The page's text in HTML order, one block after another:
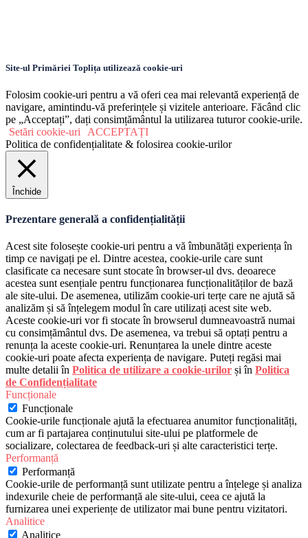
Site-ul Primăriei Toplița utilizează cookie-uri
Folosim cookie-uri pentru a vă oferi cea mai relevantă experiență de
navigare, amintindu-vă preferințele și vizitele anterioare. Făcând clic
pe „Acceptați”, dați consimțământul la utilizarea tuturor cookie-urile.
Setări cookie-uri
ACCEPTAȚI
Politica de confidențialitate & folosirea cookie-urilor
Închide
Prezentare generală a confidențialității
Acest site folosește cookie-uri pentru a vă îmbunătăți experiența în
timp ce navigați pe el. Dintre acestea, cookie-urile care sunt
clasificate ca necesare sunt stocate în browser-ul dvs. deoarece
acestea sunt esențiale pentru funcționarea funcționalităților de bază
ale site-ului. De asemenea, utilizăm cookie-uri terțe care ne ajută să
analizăm și să înțelegem modul în care utilizați acest site web.
Aceste cookie-uri vor fi stocate în browserul dumneavoastră numai
cu consimțământul dvs. De asemenea, va trebui să optați pentru a
renunța la aceste cookie-uri. Renunțarea la unele dintre aceste
cookie-uri poate afecta experiența de navigare. Puteți regăsi mai
multe detalii în Politica de utilizare a cookie-urilor și în Politica
de Confidențialitate
Funcționale
Funcționale
Cookie-urile funcționale ajută la efectuarea anumitor funcționalități,
cum ar fi partajarea conținutului site-ului pe platformele de
socializare, colectarea de feedback-uri și alte caracteristici terțe.
Performanță
Performanță
Cookie-urile de performanță sunt utilizate pentru a înțelege și analiza
indexurile cheie de performanță ale site-ului, ceea ce ajută la
furnizarea unei experiențe de utilizator mai bune pentru vizitatori.
Analitice
Analitice